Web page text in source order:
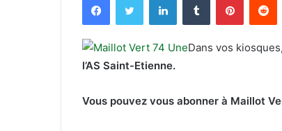
v
r
v
o
n
Dans vos
l’AS Saint-Etienne.
Vous pouvez vous abonner à Maillot